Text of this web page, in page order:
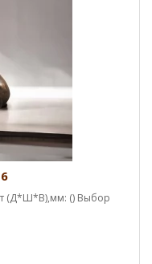
(Д*Ш*В),мм: () Выбор